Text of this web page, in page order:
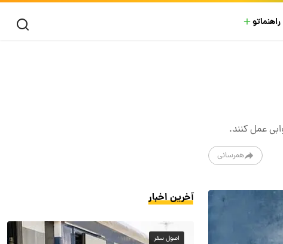
راهنماتو
عمل کنند.
همرسانی
آخرین اخبار
اصول سفر